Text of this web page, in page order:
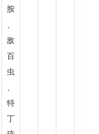
胺
敌
百
虫
特
丁